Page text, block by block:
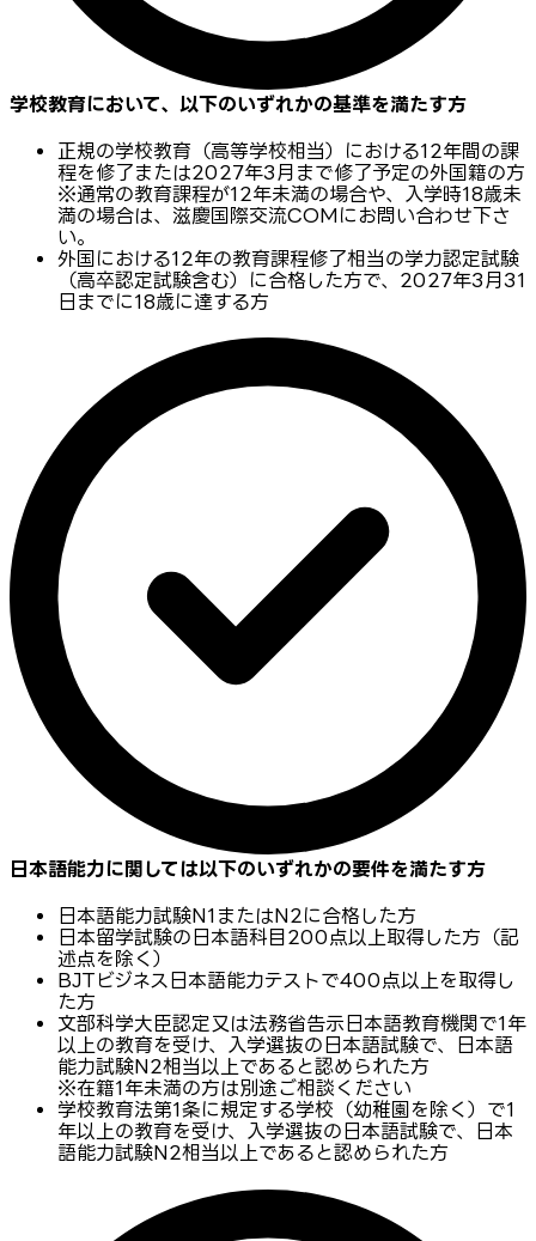
学校教育において、以下のいずれかの基準を満たす方
正規の学校教育（高等学校相当）における12年間の課
程を修了または2027年3月まで修了予定の外国籍の方
※通常の教育課程が12年未満の場合や、入学時18歳未
満の場合は、滋慶国際交流COMにお問い合わせ下さ
い。
外国における12年の教育課程修了相当の学力認定試験
（高卒認定試験含む）に合格した方で、2027年3月31
日までに18歳に達する方
日本語能力に関しては以下のいずれかの要件を満たす方
日本語能力試験N1またはN2に合格した方
日本留学試験の日本語科目200点以上取得した方（記
述点を除く）
BJTビジネス日本語能力テストで400点以上を取得し
た方
文部科学大臣認定又は法務省告示日本語教育機関で1年
以上の教育を受け、入学選抜の日本語試験で、日本語
能力試験N2相当以上であると認められた方
※在籍1年未満の方は別途ご相談ください
学校教育法第1条に規定する学校（幼稚園を除く）で1
年以上の教育を受け、入学選抜の日本語試験で、日本
語能力試験N2相当以上であると認められた方